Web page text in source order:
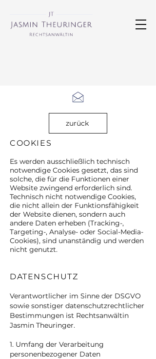
zurück
COOKIES
Es werden ausschließlich technisch
notwendige Cookies gesetzt, das sind
solche, die für die Funktionen einer
Website zwingend erforderlich sind.
Technisch nicht notwendige Cookies,
die nicht allein der Funktionsfähigkeit
der Website dienen, sondern auch
andere Daten erheben (Tracking-,
Targeting-, Analyse- oder Social-Media-
Cookies), sind unanständig und werden
nicht genutzt.
DATENSCHUTZ
Verantwortlicher im Sinne der DSGVO
sowie sonstiger datenschutzrechtlicher
Bestimmungen ist Rechtsanwältin
Jasmin Theuringer.
1. Umfang der Verarbeitung
personenbezogener Daten